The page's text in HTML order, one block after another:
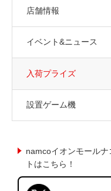
店舗情報
イベント&ニュース
入荷プライズ
設置ゲーム機
namcoイオンモール
トはこちら！